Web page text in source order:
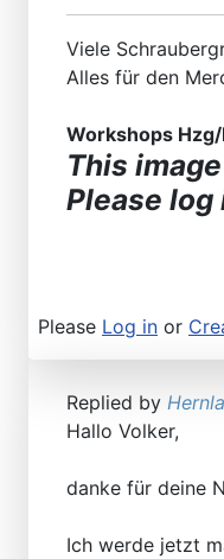
Viele
Alles für den
Workshops
This
Please
Please Log in or
Replied by
Hallo Volker,
danke für deine
Ich werde jetzt